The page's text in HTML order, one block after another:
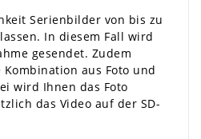
Serienbilder von bis zu
In diesem Fall wird
gesendet. Zudem
aus Foto und
wird Ihnen das Foto
das Video auf der SD-